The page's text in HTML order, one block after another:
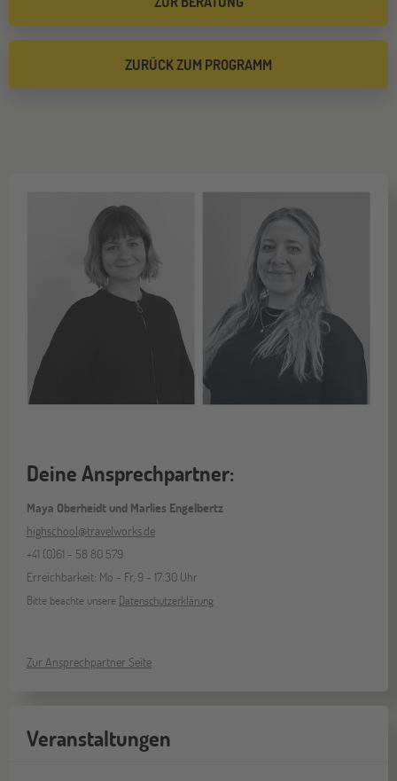
ZURÜCK ZUM PROGRAMM
Deine Ansprechpartner:
Maya Oberheidt und Marlies Engelbertz
highschool@travelworks.de
+41 (0)61 - 58 80 579
Erreichbarkeit: Mo - Fr, 9 - 17:30 Uhr
Bitte beachte unsere Datenschutzerklärung
Zur Ansprechpartner Seite
Veranstaltungen